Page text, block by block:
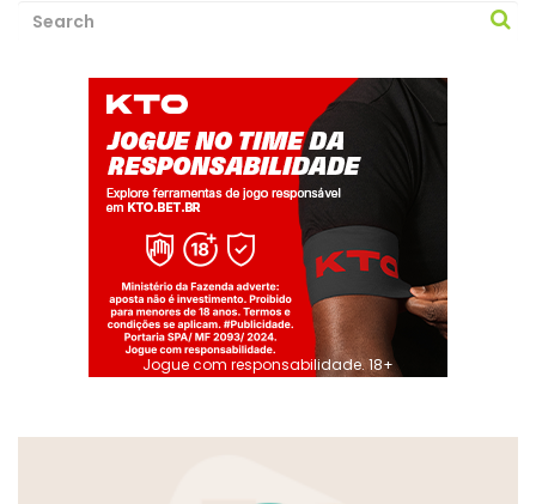
Jogue com responsabilidade. 18+